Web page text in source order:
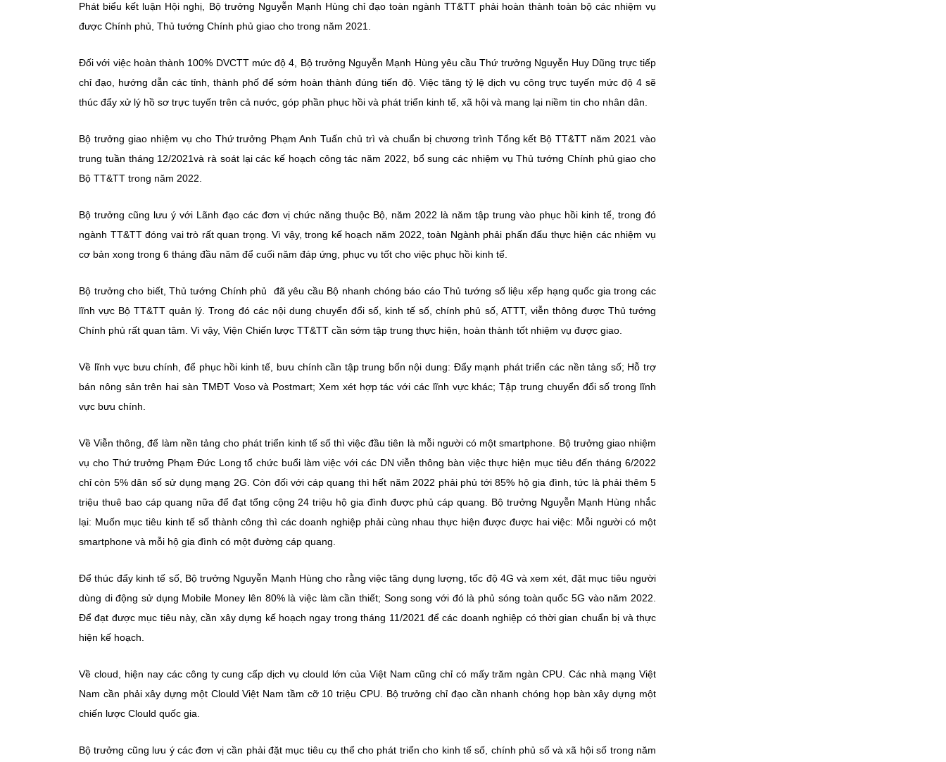
Phát biểu kết luận Hội nghị, Bộ trưởng Nguyễn Mạnh Hùng chỉ đạo toàn ngành TT&TT phải hoàn thành toàn bộ các nhiệm vụ
được Chính phủ, Thủ tướng Chính phủ giao cho trong năm 2021.
Đối với việc hoàn thành 100% DVCTT mức độ 4, Bộ trưởng Nguyễn Mạnh Hùng yêu cầu Thứ trưởng Nguyễn Huy Dũng trực tiếp
chỉ đạo, hướng dẫn các tỉnh, thành phố để sớm hoàn thành đúng tiến độ. Việc tăng tỷ lệ dịch vụ công trực tuyến mức độ 4 sẽ
thúc đẩy xử lý hồ sơ trực tuyến trên cả nước, góp phần phục hồi và phát triển kinh tế, xã hội và mang lại niềm tin cho nhân dân.
Bộ trưởng giao nhiệm vụ cho Thứ trưởng Phạm Anh Tuấn chủ trì và chuẩn bị chương trình Tổng kết Bộ TT&TT năm 2021 vào
trung tuần tháng 12/2021và rà soát lại các kế hoạch công tác năm 2022, bổ sung các nhiệm vụ Thủ tướng Chính phủ giao cho
Bộ TT&TT trong năm 2022.
Bộ trưởng cũng lưu ý với Lãnh đạo các đơn vị chức năng thuộc Bộ, năm 2022 là năm tập trung vào phục hồi kinh tế, trong đó
ngành TT&TT đóng vai trò rất quan trọng. Vì vậy, trong kế hoạch năm 2022, toàn Ngành phải phấn đấu thực hiện các nhiệm vụ
cơ bản xong trong 6 tháng đầu năm để cuối năm đáp ứng, phục vụ tốt cho việc phục hồi kinh tế.
Bộ trưởng cho biết, Thủ tướng Chính phủ đã yêu cầu Bộ nhanh chóng báo cáo Thủ tướng số liệu xếp hạng quốc gia trong các
lĩnh vực Bộ TT&TT quản lý. Trong đó các nội dung chuyển đổi số, kinh tế số, chính phủ số, ATTT, viễn thông được Thủ tướng
Chính phủ rất quan tâm. Vì vậy, Viện Chiến lược TT&TT cần sớm tập trung thực hiện, hoàn thành tốt nhiệm vụ được giao.
Về lĩnh vực bưu chính, để phục hồi kinh tế, bưu chính cần tập trung bốn nội dung: Đẩy mạnh phát triển các nền tảng số; Hỗ trợ
bán nông sản trên hai sàn TMĐT Voso và Postmart; Xem xét hợp tác với các lĩnh vực khác; Tập trung chuyển đổi số trong lĩnh
vực bưu chính.
Về Viễn thông, để làm nền tảng cho phát triển kinh tế số thì việc đầu tiên là mỗi người có một smartphone. Bộ trưởng giao nhiệm
vụ cho Thứ trưởng Phạm Đức Long tổ chức buổi làm việc với các DN viễn thông bàn việc thực hiện mục tiêu đến tháng 6/2022
chỉ còn 5% dân số sử dụng mạng 2G. Còn đối với cáp quang thì hết năm 2022 phải phủ tới 85% hộ gia đình, tức là phải thêm 5
triệu thuê bao cáp quang nữa để đạt tổng cộng 24 triệu hộ gia đình được phủ cáp quang. Bộ trưởng Nguyễn Mạnh Hùng nhắc
lại: Muốn mục tiêu kinh tế số thành công thì các doanh nghiệp phải cùng nhau thực hiện được được hai việc: Mỗi người có một
smartphone và mỗi hộ gia đình có một đường cáp quang.
Để thúc đẩy kinh tế số, Bộ trưởng Nguyễn Mạnh Hùng cho rằng việc tăng dụng lượng, tốc độ 4G và xem xét, đặt mục tiêu người
dùng di động sử dụng Mobile Money lên 80% là việc làm cần thiết; Song song với đó là phủ sóng toàn quốc 5G vào năm 2022.
Để đạt được mục tiêu này, cần xây dựng kế hoạch ngay trong tháng 11/2021 để các doanh nghiệp có thời gian chuẩn bị và thực
hiện kế hoạch.
Về cloud, hiện nay các công ty cung cấp dịch vụ clould lớn của Việt Nam cũng chỉ có mấy trăm ngàn CPU. Các nhà mạng Việt
Nam cần phải xây dựng một Clould Việt Nam tầm cỡ 10 triệu CPU. Bộ trưởng chỉ đạo cần nhanh chóng họp bàn xây dựng một
chiến lược Clould quốc gia.
Bộ trưởng cũng lưu ý các đơn vị cần phải đặt mục tiêu cụ thể cho phát triển cho kinh tế số, chính phủ số và xã hội số trong năm